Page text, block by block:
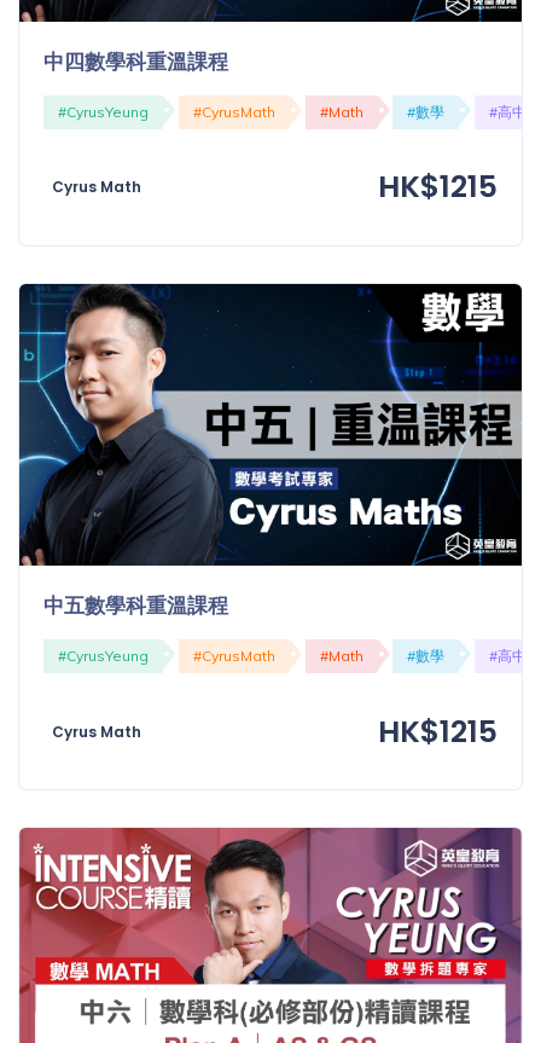
中四數學科重溫課程
#CyrusYeung #CyrusMath #Math #數學 #高中
Cyrus Math HK$1215
中五數學科重溫課程
#CyrusYeung #CyrusMath #Math #數學 #高中
Cyrus Math HK$1215